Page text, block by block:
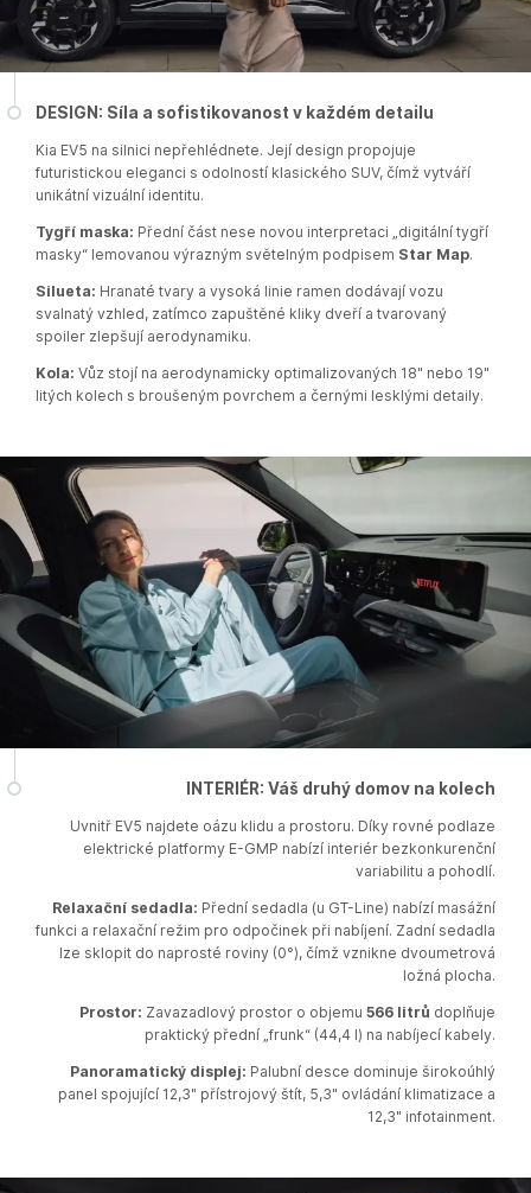
DESIGN: Síla a sofistikovanost v každém detailu
Kia EV5 na silnici nepřehlédnete. Její design propojuje
futuristickou eleganci s odolností klasického SUV, čímž vytváří
unikátní vizuální identitu.​
Tygří maska: Přední část nese novou interpretaci „digitální tygří
masky“ lemovanou výrazným světelným podpisem Star Map.​
Silueta: Hranaté tvary a vysoká linie ramen dodávají vozu
svalnatý vzhled, zatímco zapuštěné kliky dveří a tvarovaný
spoiler zlepšují aerodynamiku.
Kola: Vůz stojí na aerodynamicky optimalizovaných 18" nebo 19"
litých kolech s broušeným povrchem a černými lesklými detaily.​
INTERIÉR: Váš druhý domov na kolech
Uvnitř EV5 najdete oázu klidu a prostoru. Díky rovné podlaze
elektrické platformy E-GMP nabízí interiér bezkonkurenční
variabilitu a pohodlí.​
Relaxační sedadla: Přední sedadla (u GT-Line) nabízí masážní
funkci a relaxační režim pro odpočinek při nabíjení. Zadní sedadla
lze sklopit do naprosté roviny (0°), čímž vznikne dvoumetrová
ložná plocha.​
Prostor: Zavazadlový prostor o objemu 566 litrů doplňuje
praktický přední „frunk“ (44,4 l) na nabíjecí kabely.​
Panoramatický displej: Palubní desce dominuje širokoúhlý
panel spojující 12,3" přístrojový štít, 5,3" ovládání klimatizace a
12,3" infotainment.